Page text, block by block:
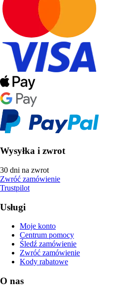
Wysyłka i zwrot
30 dni na zwrot
Zwróć zamówienie
Trustpilot
Usługi
Moje konto
Centrum pomocy
Śledź zamówienie
Zwróć zamówienie
Kody rabatowe
O nas